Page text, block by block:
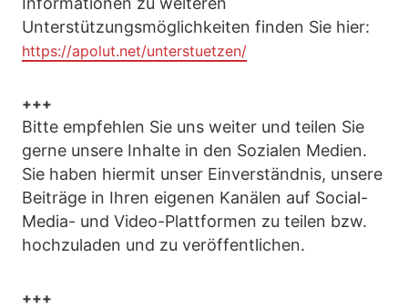
Unterstützungsmöglichkeiten finden Sie hier:
https://apolut.net/unterstuetzen/
+++
Bitte empfehlen Sie uns weiter und teilen Sie
gerne unsere Inhalte in den Sozialen Medien.
Sie haben hiermit unser Einverständnis, unsere
Beiträge in Ihren eigenen Kanälen auf Social-
Media- und Video-Plattformen zu teilen bzw.
hochzuladen und zu veröffentlichen.
+++